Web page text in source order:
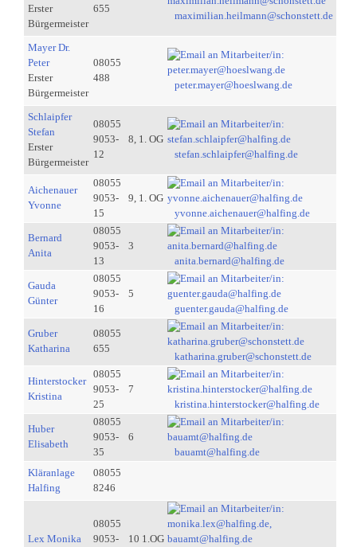
Erster
Bürgermeister
655
maximilian.heilmann@schonstett.de
Mayer Dr.
Peter
Erster
Bürgermeister
08055
488
peter.mayer@hoeslwang.de
Schlaipfer
Stefan
Erster
Bürgermeister
08055
9053-
12
8, 1. OG
stefan.schlaipfer@halfing.de
Aichenauer
Yvonne
08055
9053-
15
9, 1. OG
yvonne.aichenauer@halfing.de
Bernard
Anita
08055
9053-
13
3
anita.bernard@halfing.de
Gauda
Günter
08055
9053-
16
5
guenter.gauda@halfing.de
Gruber
Katharina
08055
655
katharina.gruber@schonstett.de
Hinterstocker
Kristina
08055
9053-
25
7
kristina.hinterstocker@halfing.de
Huber
Elisabeth
08055
9053-
35
6
bauamt@halfing.de
Kläranlage
Halfing
08055
8246
Lex Monika
08055
9053-
10 1.OG